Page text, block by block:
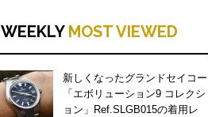
WEEKLY MOST VIEWED
新しくなったグランドセイコー
「エボリューション9 コレクシ
ョン」Ref.SLGB015の着用レ